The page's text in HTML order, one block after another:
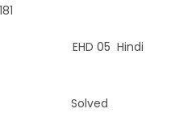
05 Hindi
Solved